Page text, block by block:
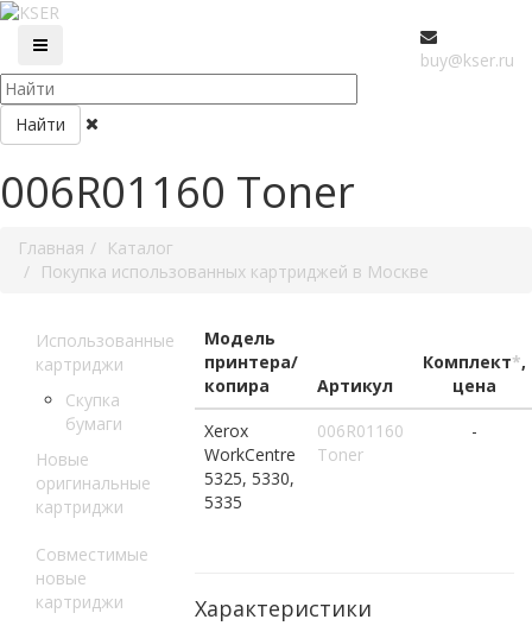
buy@kser.ru
Найти
006R01160 Toner
Главная
Каталог
Покупка использованных картриджей в Москве
Использованные
картриджи
Скупка
бумаги
Новые
оригинальные
картриджи
Совместимые
новые
картриджи
Модель
принтера/
копира
Артикул
Комплект*,
цена
Xerox
WorkCentre
5325, 5330,
5335
006R01160
Toner
-
Характеристики